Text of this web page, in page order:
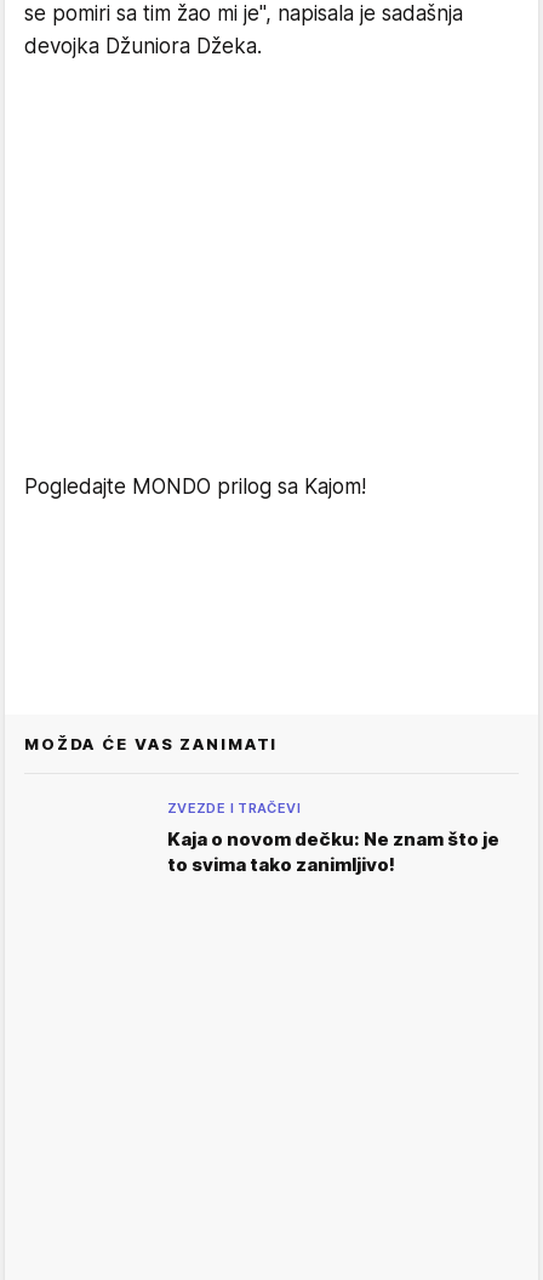
se pomiri sa tim žao mi je", napisala je sadašnja
devojka Džuniora Džeka.
Pogledajte MONDO prilog sa Kajom!
MOŽDA ĆE VAS ZANIMATI
ZVEZDE I TRAČEVI
Kaja o novom dečku: Ne znam što je
to svima tako zanimljivo!